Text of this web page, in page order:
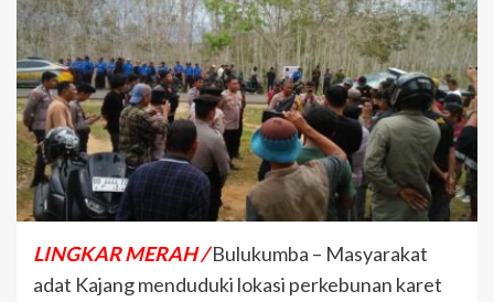
LINGKAR MERAH /Bulukumba – Masyarakat
adat Kajang menduduki lokasi perkebunan karet